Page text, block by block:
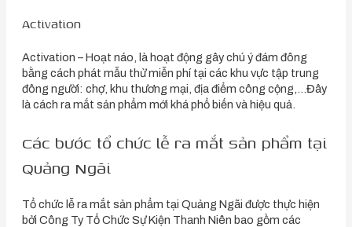
Activation
Activation – Hoạt náo, là hoạt động gây chú ý đám đông
bằng cách phát mẫu thử miễn phí tại các khu vực tập trung
đông người: chợ, khu thương mại, địa điểm công cộng,…Đây
là cách ra mắt sản phẩm mới khá phổ biến và hiệu quả.
Các bước tổ chức lễ ra mắt sản phẩm tại
Quảng Ngãi
Tổ chức lễ ra mắt sản phẩm tại Quảng Ngãi được thực hiện
bởi Công Ty Tổ Chức Sự Kiện Thanh Niên bao gồm các